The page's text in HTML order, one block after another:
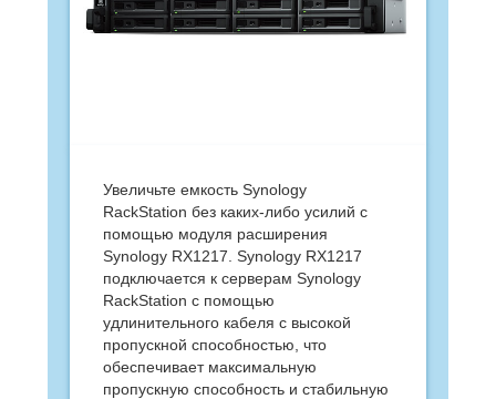
Увеличьте емкость Synology
RackStation без каких-либо усилий с
помощью модуля расширения
Synology RX1217. Synology RX1217
подключается к серверам Synology
RackStation с помощью
удлинительного кабеля с высокой
пропускной способностью, что
обеспечивает максимальную
пропускную способность и стабильную